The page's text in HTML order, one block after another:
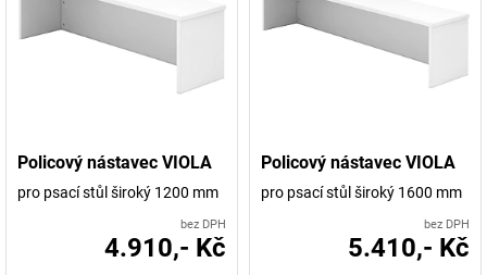
Policový nástavec VIOLA
pro psací stůl široký 1200 mm
bez DPH
4.910,- Kč
Policový nástavec VIOLA
pro psací stůl široký 1600 mm
bez DPH
5.410,- Kč